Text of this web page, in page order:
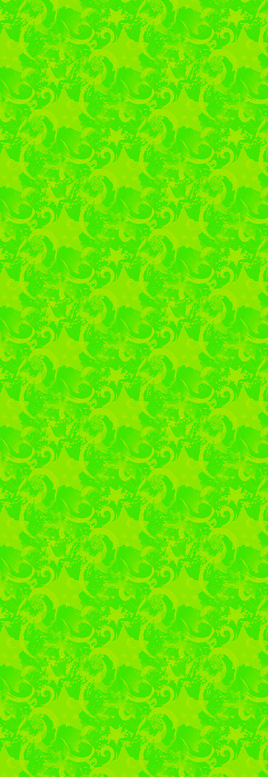
24.11.2025 г.
встреча студентов
23.02.7
двигателей, систем и
направления по
«РОСТАГРО»
инженером ООО
А.Н. Елена
производственной
мерах поддержки
Николаевич — о
транспорта. Каждый
для выбора
трудоустройства.
День Матери в
Последнее
традиционно
праздника 28
филиала Сердобского
активисты
поздравительные
женщин-
также своих мам на
крепкого здоровья,
#мгер
Акция
В преддверии Дня
Первых и
многопрофильного
изготовлению